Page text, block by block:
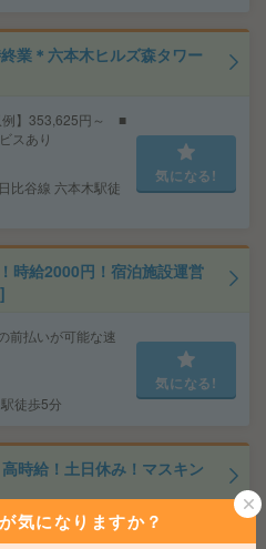
業＊六本木ヒルズ森タワー
】353,625円～ ■
スあり
比谷線 六本木駅徒
気になる!
時給2000円！宿泊施設運営
払いが可能な速
徒歩5分
気になる!
時給！土日休み！マスキン
気になりますか？